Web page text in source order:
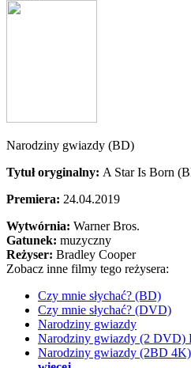
Narodziny gwiazdy (BD)
Tytuł oryginalny: A Star Is Born
Premiera: 24.04.2019
Wytwórnia: Warner Bros.
Gatunek: muzyczny
Reżyser: Bradley Cooper
Zobacz inne filmy tego reżysera:
Czy mnie słychać? (BD)
Czy mnie słychać? (DVD)
Narodziny gwiazdy
Narodziny gwiazdy (2 DVD)
Narodziny gwiazdy (2BD 4K)